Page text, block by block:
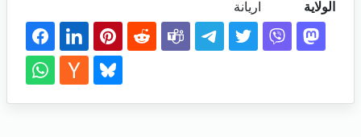
الولاية اريانة